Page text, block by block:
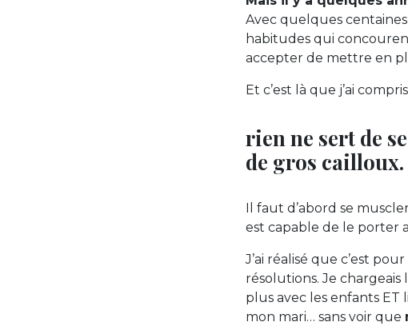
Avec quelques
habitudes qui
accepter de mettre en
Et c’est là que j’ai
rien ne sert de
de gros cailloux.
Il faut d’abord se
est capable de le porter
J’ai réalisé que c’est
résolutions. Je
plus avec les enfants
mon mari… sans voir que